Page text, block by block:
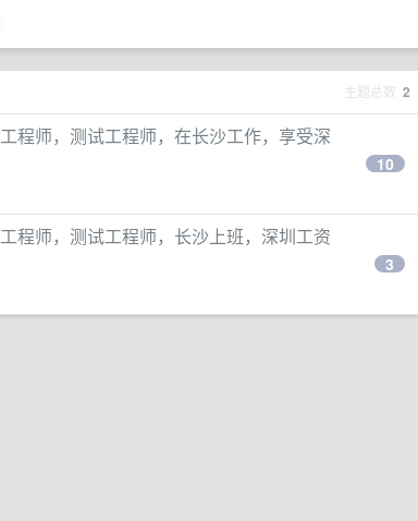
主题总数 2
程师，测试工程师，在长沙工作，享受深
10
程师，测试工程师，长沙上班，深圳工资
3